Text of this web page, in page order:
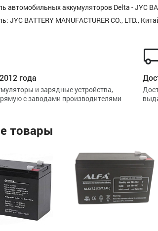
автомобильных аккумуляторов Delta - JYC
JYC BATTERY MANUFACTURER CO., LTD.,
года
и зарядные устройства,
с заводами производителями
товары